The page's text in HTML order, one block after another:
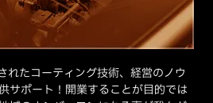
れたコーティング技術、経営のノウ
サポート！開業することが目的では